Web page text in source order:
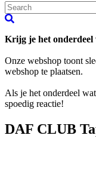
Krijg je het onderdeel
Onze webshop toont
webshop te plaatsen.
Als je het onderdeel
spoedig reactie!
DAF CLUB